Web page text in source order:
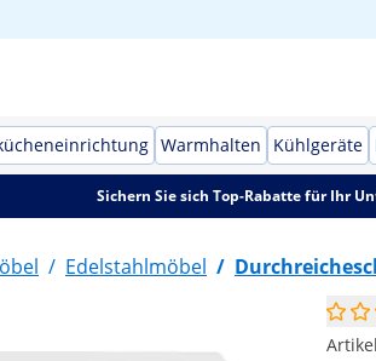
Warmhalten Kühlgeräte
Sichern Sie sich Top-Rabatte für Ihr
/ Edelstahlmöbel /